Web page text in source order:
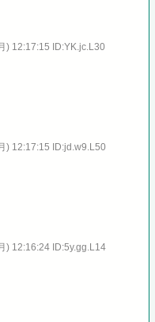
) 12:17:15 ID:YK.jc.L30
) 12:17:15 ID:jd.w9.L50
) 12:16:24 ID:5y.gg.L14